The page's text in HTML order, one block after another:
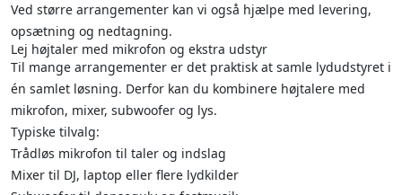
Ved større arrangementer kan vi også hjælpe med levering,
opsætning og nedtagning.
Lej højtaler med mikrofon og ekstra udstyr
Til mange arrangementer er det praktisk at samle lydudstyret i
én samlet løsning. Derfor kan du kombinere højtalere med
mikrofon, mixer, subwoofer og lys.
Typiske tilvalg:
Trådløs mikrofon til taler og indslag
Mixer til DJ, laptop eller flere lydkilder